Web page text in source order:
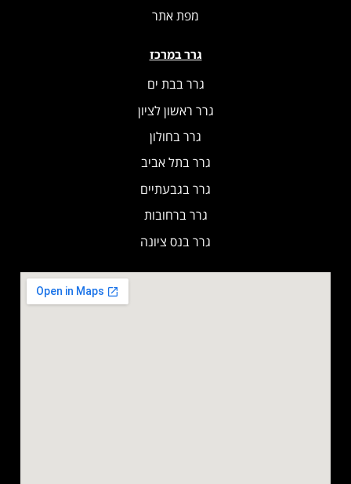
מפת אתר
גרר במרכז
גרר בבת ים
גרר ראשון לציון
גרר בחולון
גרר בתל אביב
גרר בגבעתיים
גרר ברחובות
גרר בנס ציונה